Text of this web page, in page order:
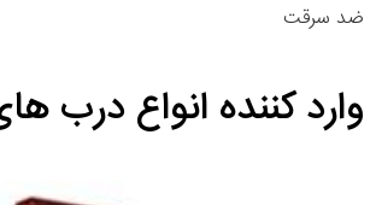
ضد سرقت
وارد کننده انواع